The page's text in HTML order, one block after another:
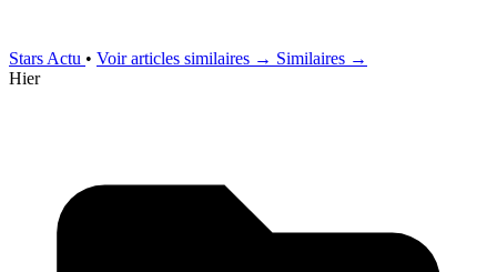
Stars Actu • Voir articles similaires → Similaires →
Hier